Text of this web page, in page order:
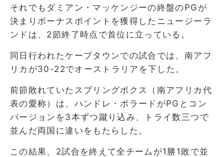
それでもダミアン・マッケンジーの終盤のPGが
決まりボーナスポイントを獲得したニュージーラ
ンドは、2節終了時点で首位に立っている。
同日行われたケープタウンでの試合では、南アフ
リカが30-22でオーストラリアを下した。
前節敗れていたスプリングボクス（南アフリカ代
表の愛称）は、ハンドレ・ポラードがPGとコン
バージョンを3本ずつ蹴り込み、トライ数三つで
並んだ両国に違いをもたらした。
この結果、2試合を終えて全チームが1勝1敗で並